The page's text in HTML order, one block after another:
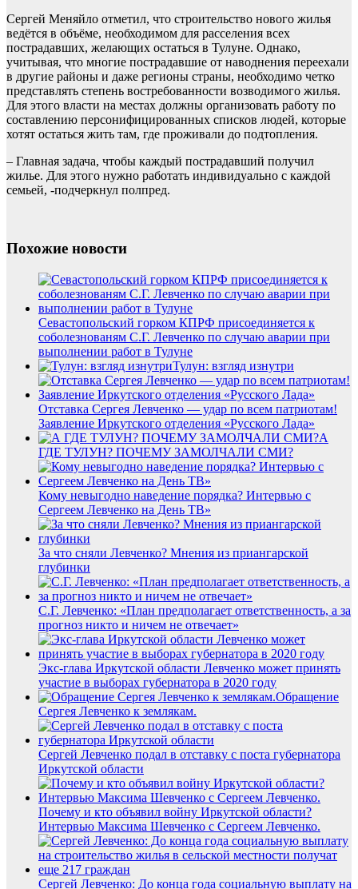
Сергей Меняйло отметил, что строительство нового жилья
ведётся в объёме, необходимом для расселения всех
пострадавших, желающих остаться в Тулуне. Однако,
учитывая, что многие пострадавшие от наводнения переехали
в другие районы и даже регионы страны, необходимо четко
представлять степень востребованности возводимого жилья.
Для этого власти на местах должны организовать работу по
составлению персонифицированных списков людей, которые
хотят остаться жить там, где проживали до подтопления.
– Главная задача, чтобы каждый пострадавший получил
жилье. Для этого нужно работать индивидуально с каждой
семьей, -подчеркнул полпред.
Похожие новости
Севастопольский горком КПРФ присоединяется к
соболезнованям С.Г. Левченко по случаю аварии при
выполнении работ в Тулуне
Тулун: взгляд изнутри
Отставка Сергея Левченко — удар по всем патриотам!
Заявление Иркутского отделения «Русского Лада»
А
ГДЕ ТУЛУН? ПОЧЕМУ ЗАМОЛЧАЛИ СМИ?
Кому невыгодно наведение порядка? Интервью с
Сергеем Левченко на День ТВ»
За что сняли Левченко? Мнения из приангарской
глубинки
С.Г. Левченко: «План предполагает ответственность, а за
прогноз никто и ничем не отвечает»
Экс-глава Иркутской области Левченко может принять
участие в выборах губернатора в 2020 году
Обращение
Сергея Левченко к землякам.
Сергей Левченко подал в отставку с поста губернатора
Иркутской области
Почему и кто объявил войну Иркутской области?
Интервью Максима Шевченко с Сергеем Левченко.
Сергей Левченко: До конца года социальную выплату на